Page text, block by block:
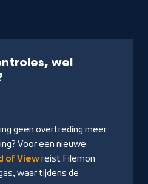
wel
Start
geen overtreding meer
Voor een nieuwe
of Viewreist Filemon
waar tijdens de